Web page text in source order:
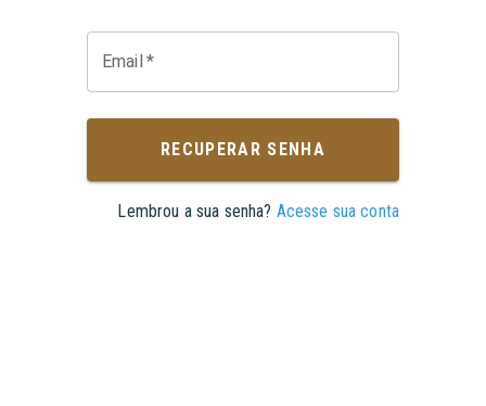
Email *
RECUPERAR SENHA
Lembrou a sua senha? Acesse sua conta